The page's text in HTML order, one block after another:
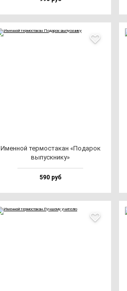
Имен­ной тер­мос­та­кан «Пода­рок
вы­пус­кни­ку»
590 руб